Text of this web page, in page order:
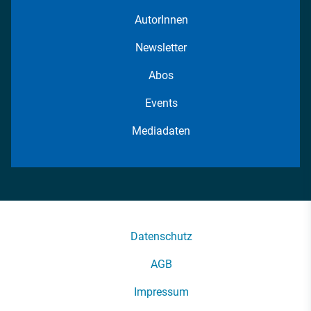
AutorInnen
Newsletter
Abos
Events
Mediadaten
Datenschutz
AGB
Impressum